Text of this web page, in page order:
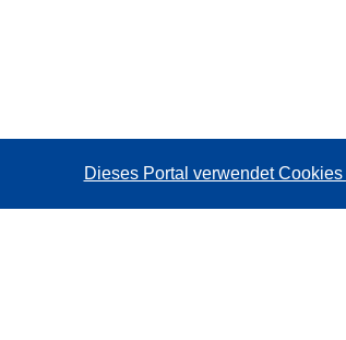
Dieses Portal verwendet Cookies